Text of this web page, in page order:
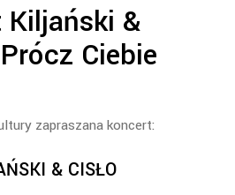
Kiljański &
Ciebie
zapraszana koncert:
& CISŁO